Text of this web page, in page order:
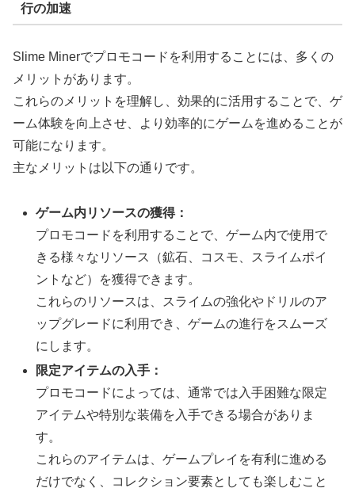
行の加速
Slime Minerでプロモコードを利用することには、多くの
メリットがあります。
これらのメリットを理解し、効果的に活用することで、ゲ
ーム体験を向上させ、より効率的にゲームを進めることが
可能になります。
主なメリットは以下の通りです。
ゲーム内リソースの獲得：
プロモコードを利用することで、ゲーム内で使用で
きる様々なリソース（鉱石、コスモ、スライムポイ
ントなど）を獲得できます。
これらのリソースは、スライムの強化やドリルのア
ップグレードに利用でき、ゲームの進行をスムーズ
にします。
限定アイテムの入手：
プロモコードによっては、通常では入手困難な限定
アイテムや特別な装備を入手できる場合がありま
す。
これらのアイテムは、ゲームプレイを有利に進める
だけでなく、コレクション要素としても楽しむこと